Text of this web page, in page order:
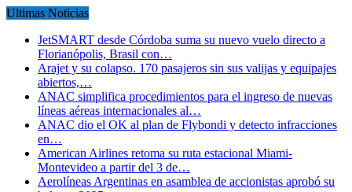
Ultimas Noticias
JetSMART desde Córdoba suma su nuevo vuelo directo a
Florianópolis, Brasil con…
Arajet y su colapso. 170 pasajeros sin sus valijas y equipajes
abiertos,…
ANAC simplifica procedimientos para el ingreso de nuevas
líneas aéreas internacionales al…
ANAC dio el OK al plan de Flybondi y detecto infracciones
en…
American Airlines retoma su ruta estacional Miami-
Montevideo a partir del 3 de…
Aerolíneas Argentinas en asamblea de accionistas aprobó su